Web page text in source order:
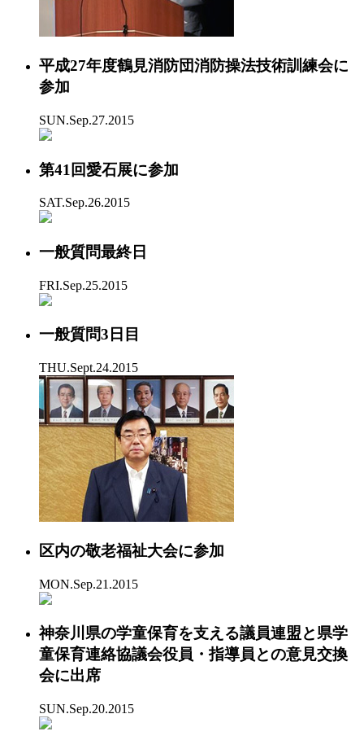
平成27年度鶴見消防団消防操法技術訓練会に
参加
SUN.Sep.27.2015
第41回愛石展に参加
SAT.Sep.26.2015
一般質問最終日
FRI.Sep.25.2015
一般質問3日目
THU.Sept.24.2015
区内の敬老福祉大会に参加
MON.Sep.21.2015
神奈川県の学童保育を支える議員連盟と県学
童保育連絡協議会役員・指導員との意見交換
会に出席
SUN.Sep.20.2015